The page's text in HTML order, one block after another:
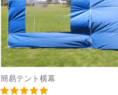
簡易テント横幕